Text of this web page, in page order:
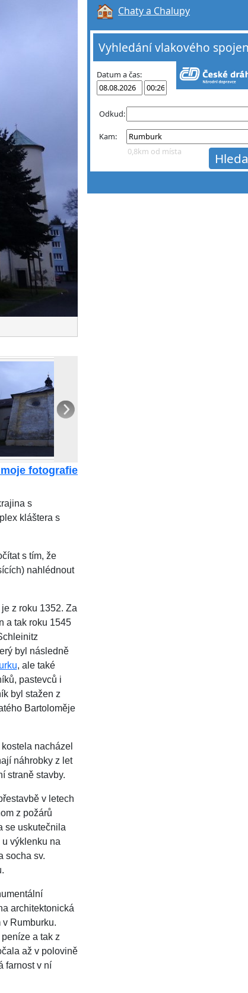
fotografie
s
kláštera s
s tím, že
nahlédnout
z roku 1352. Za
a tak roku 1545
byl následně
, ale také
pastevců i
byl stažen z
Bartoloměje
nacházel
náhrobky z let
straně stavby.
v letech
z požárů
se uskutečnila
výklenku na
socha sv.
architektonická
Rumburku.
a tak z
až v polovině
farnost v ní
Chaty a Chalupy
Vyhledání vlakového
Datum a čas:
Odkud:
Kam:
0,8km od místa